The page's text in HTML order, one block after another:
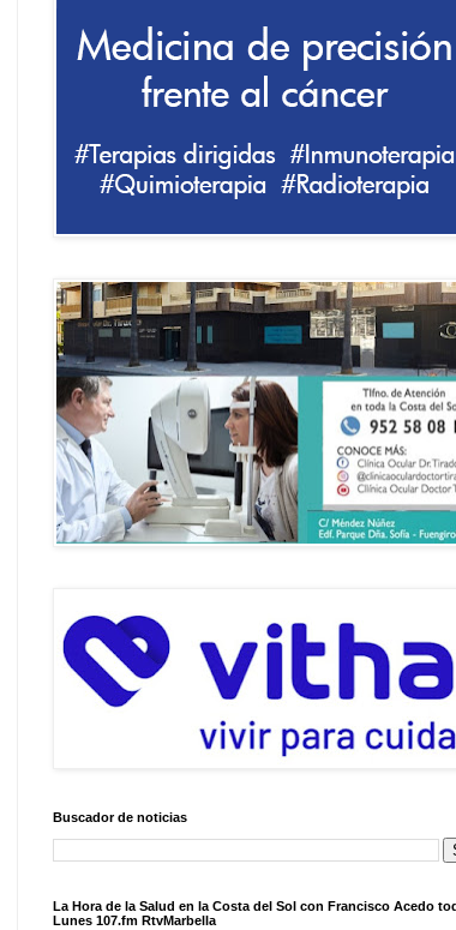
Buscador de noticias
La Hora de la Salud en la Costa del Sol con Francisco Acedo
Lunes 107.fm RtvMarbella